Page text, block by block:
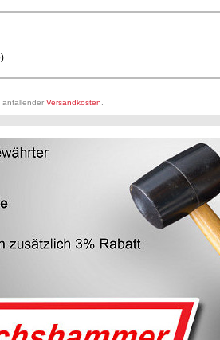
anfallender Versandkosten